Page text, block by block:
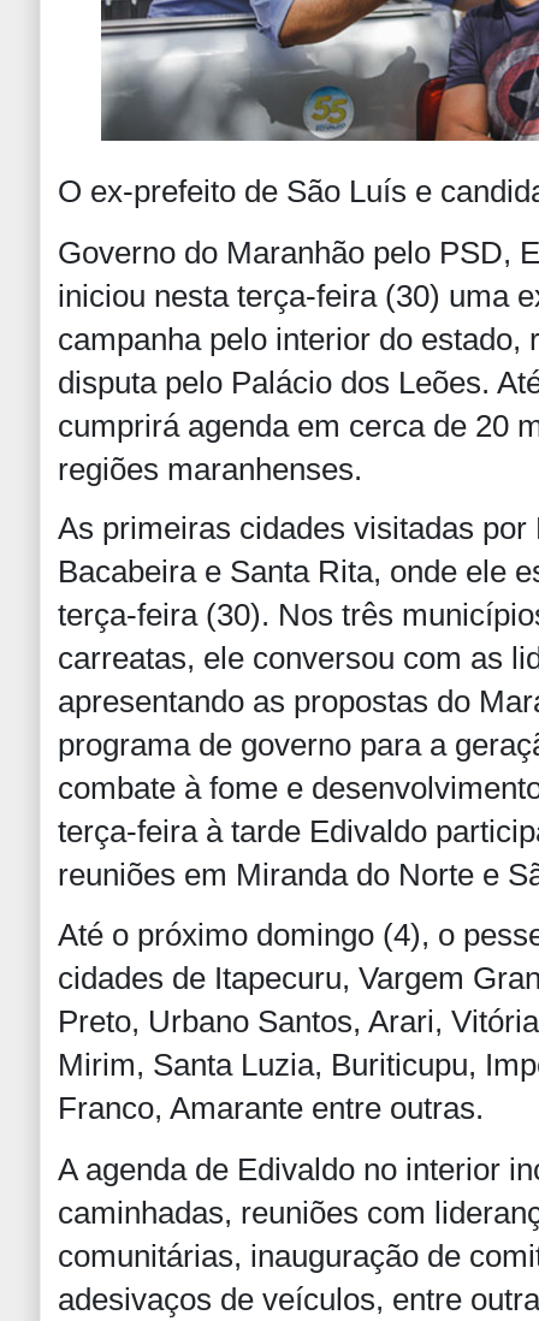
O ex-prefeito de São Luís e
Governo do Maranhão pelo PSD,
iniciou nesta terça-feira (30) uma
campanha pelo interior do estado,
disputa pelo Palácio dos Leões.
cumprirá agenda em cerca de 20
regiões maranhenses.
As primeiras cidades visitadas
Bacabeira e Santa Rita, onde ele
terça-feira (30). Nos três
carreatas, ele conversou com as
apresentando as propostas do
programa de governo para a
combate à fome e
terça-feira à tarde Edivaldo
reuniões em Miranda do Norte e
Até o próximo domingo (4), o
cidades de Itapecuru, Vargem
Preto, Urbano Santos, Arari,
Mirim, Santa Luzia, Buriticupu,
Franco, Amarante entre outras.
A agenda de Edivaldo no interior
caminhadas, reuniões com
comunitárias, inauguração de
adesivaços de veículos, entre